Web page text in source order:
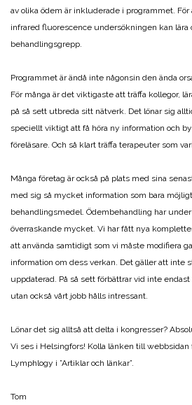
av olika ödem är inkluderade i programmet.
infrared fluorescence undersökningen kan lära
behandlingsgrepp.
Programmet är ändå inte någonsin den ända
För många är det viktigaste att träffa kollegor,
på så sett utbreda sitt nätverk. Det lönar sig
speciellt viktigt att få höra ny information och
föreläsare. Och så klart träffa terapeuter som
Många företag är också på plats med sina
med sig så mycket information som bara
behandlingsmedel. Ödembehandling har
överraskande mycket. Vi har fått nya
att använda samtidigt som vi måste modifiera
information om dess verkan. Det gäller att inte
uppdaterad. På så sett förbättrar vid inte
utan också vårt jobb hålls intressant.
Lönar det sig alltså att delta i kongresser?
Vi ses i Helsingfors! Kolla länken till webbsidan
Lymphlogy i ”Artiklar och länkar”.
Tom